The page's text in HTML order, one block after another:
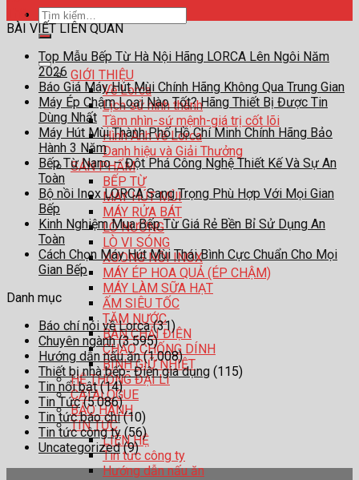
Tìm
kiếm:
GIỚI THIỆU
Về Lorca
Lịch sử hình thành
Tầm nhìn-sứ mệnh-giá trị cốt lõi
Hình Ảnh về Lorca
Danh hiệu và Giải Thưởng
SẢN PHẨM
BẾP TỪ
MÁY HÚT MÙI
MÁY RỬA BÁT
LÒ NƯỚNG
LÒ VI SÓNG
XOONG NỒI INOX
MÁY ÉP HOA QUẢ (ÉP CHẬM)
MÁY LÀM SỮA HẠT
ẤM SIÊU TỐC
TĂM NƯỚC
BÀN CHẢI ĐIỆN
CHẢO CHỐNG DÍNH
BÌNH GIỮ NHIỆT
HỆ THỐNG ĐẠI LÍ
CATALOGUE
BẢO HÀNH
TIN TỨC
LIÊN HỆ
Tin tức công ty
Hướng dẫn nấu ăn
Th8
BÀI VIẾT LIÊN QUAN
Top Mẫu Bếp Từ Hà Nội Hãng LORCA Lên Ngôi Năm
2026
Báo Giá Máy Hút Mùi Chính Hãng Không Qua Trung Gian
Máy Ép Chậm Loại Nào Tốt? Hãng Thiết Bị Được Tin
Dùng Nhất
Máy Hút Mùi Thành Phố Hồ Chí Minh Chính Hãng Bảo
Hành 3 Năm
Bếp Từ Nano – Đột Phá Công Nghệ Thiết Kế Và Sự An
Toàn
Bộ nồi Inox LORCA Sang Trọng Phù Hợp Với Mọi Gian
Bếp
Kinh Nghiệm Mua Bếp Từ Giá Rẻ Bền Bỉ Sử Dụng An
Toàn
Cách Chọn Máy Hút Mùi Thái Bình Cực Chuẩn Cho Mọi
Gian Bếp
Danh mục
Báo chí nói về Lorca(31)
Chuyên ngành(3.595)
Hướng dẫn nấu ăn(1.008)
Thiết bị nhà bếp- Điện gia dụng (115)
Tin nổi bật(14)
Tin Tức(5.086)
Tin tức báo chí(10)
Tin tức công ty(56)
Uncategorized(9)